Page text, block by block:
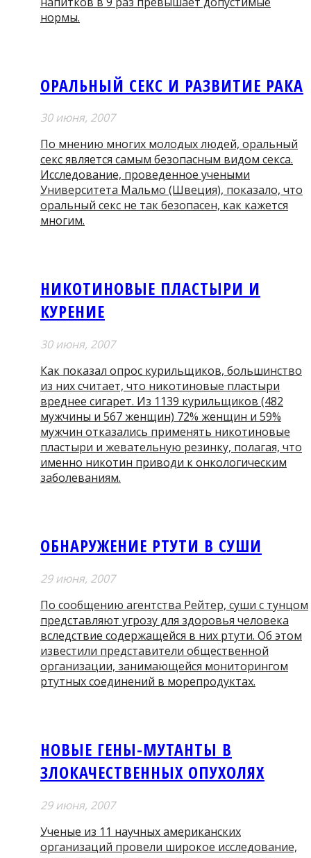
нормы.
ОРАЛЬНЫЙ СЕКС И РАЗВИТИЕ РАКА
30 июня, 2007
По мнению многих молодых людей, оральный
секс является самым безопасным видом секса.
Исследование, проведенное учеными
Университета Мальмо (Швеция), показало, что
оральный секс не так безопасен, как кажется
многим.
НИКОТИНОВЫЕ ПЛАСТЫРИ И
КУРЕНИЕ
30 июня, 2007
Как показал опрос курильщиков, большинство
из них считает, что никотиновые пластыри
вреднее сигарет. Из 1139 курильщиков (482
мужчины и 567 женщин) 72% женщин и 59%
мужчин отказались применять никотиновые
пластыри и жевательную резинку, полагая, что
именно никотин приводи к онкологическим
заболеваниям.
ОБНАРУЖЕНИЕ РТУТИ В СУШИ
29 июня, 2007
По сообщению агентства Рейтер, суши с тунцом
представляют угрозу для здоровья человека
вследствие содержащейся в них ртути. Об этом
известили представители общественной
организации, занимающейся мониторингом
ртутных соединений в морепродуктах.
НОВЫЕ ГЕНЫ-МУТАНТЫ В
ЗЛОКАЧЕСТВЕННЫХ ОПУХОЛЯХ
29 июня, 2007
Ученые из 11 научных американских
организаций провели широкое исследование,